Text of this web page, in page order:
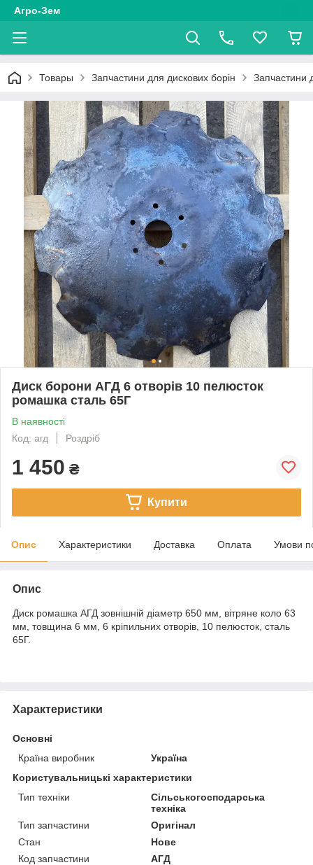
Агро-Зем
Товары Запчастини для дискових борін Запчастини
Диск борони АГД 6 отворів 10 пелюсток
ромашка сталь 65Г
В наявності
Код: агд
Роздріб
1 450 ₴
Купити
Опис Характеристики Доставка Оплата Умови
Опис
Диск ромашка АГД зовнішній діаметр 650 мм, вітряне коло 63
мм, товщина 6 мм, 6 кріпильних отворів, 10 пелюсток, сталь
65Г.
Характеристики
Основні
Країна виробник
Україна
Користувальницькі характеристики
Тип техніки
Сільськогосподарська
техніка
Тип запчастини
Оригінал
Стан
Нове
Код запчастини
АГД